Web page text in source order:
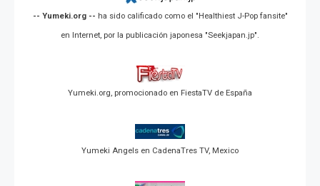
-- Yumeki.org -- ha sido calificado como el "Healthiest J-Pop fansite"
en Internet, por la publicación japonesa "Seekjapan.jp".
Yumeki.org, promocionado en FiestaTV de España
Yumeki Angels en CadenaTres TV, Mexico